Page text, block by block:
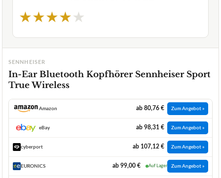
★★★★★
SENNHEISER
In-Ear Bluetooth Kopfhörer Sennheiser Sport
True Wireless
Amazon ab 80,76 € Zum Angebot »
eBay ab 98,31 € Zum Angebot »
cyberport ab 107,12 € Zum Angebot »
EURONICS ab 99,00 € Auf Lager Zum Angebot »